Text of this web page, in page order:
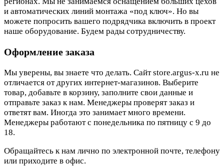
и автоматических линий монтажа «под ключ». Но вы
можете попросить вашего подрядчика включить в проект
наше оборудование. Будем рады сотрудничеству.
Оформление заказа
Мы уверены, вы знаете что делать. Сайт store.argus-x.ru не
отличается от других интернет-магазинов. Выберите
товар, добавьте в корзину, заполните свои данные и
отправьте заказ к нам. Менеджеры проверят заказ и
ответят вам. Иногда это занимает много времени.
Менеджеры работают с понедельника по пятницу с 9 до
18.
Обращайтесь к нам лично по электронной почте, телефону
или приходите в офис.